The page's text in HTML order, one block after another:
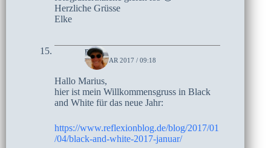
Herzliche Grüsse
Elke
moni
4. JANUAR 2017 / 09:18
Hallo Marius,
hier ist mein Willkommensgruss in Black
and White für das neue Jahr:
https://www.reflexionblog.de/blog/2017/01
/04/black-and-white-2017-januar/